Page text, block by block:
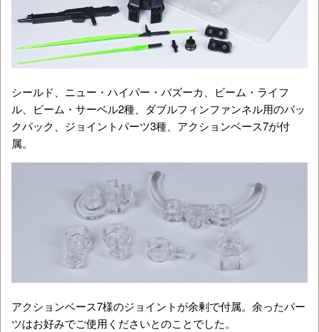
シールド、ニュー・ハイパー・バズーカ、ビーム・ライフ
ル、ビーム・サーベル2種、ダブルフィンファンネル用のバッ
クパック、ジョイントパーツ3種、アクションベース7が付
属。
アクションベース7様のジョイントが余剰で付属。余ったパー
ツはお好みでご使用くださいとのことでした。